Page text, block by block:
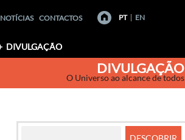
NOTÍCIAS CONTACTOS PT EN
DIVULGAÇÃO
DIVULGAÇÃO
O Universo ao alcance de todos